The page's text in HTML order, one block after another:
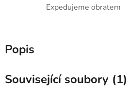
Expedujeme obratem
Popis
Související soubory (1)